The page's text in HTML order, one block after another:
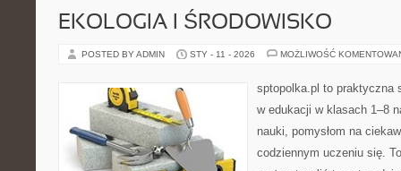
EKOLOGIA I ŚRODOWISKO
POSTED BY ADMIN STY - 11 - 2026 MOŻLIWOŚĆ
sptopolka.pl to praktyczna
w edukacji w klasach 1–8
nauki, pomysłom na
codziennym uczeniu się.